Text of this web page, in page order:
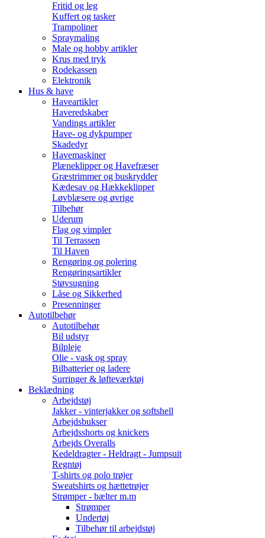
Fritid og leg
Kuffert og tasker
Trampoliner
Spraymaling
Male og hobby artikler
Krus med tryk
Rodekassen
Elektronik
Hus & have
Haveartikler
Haveredskaber
Vandings artikler
Have- og dykpumper
Skadedyr
Havemaskiner
Plæneklipper og Havefræser
Græstrimmer og buskrydder
Kædesav og Hækkeklipper
Løvblæsere og øvrige
Tilbehør
Uderum
Flag og vimpler
Til Terrassen
Til Haven
Rengøring og polering
Rengøringsartikler
Støvsugning
Låse og Sikkerhed
Presenninger
Autotilbehør
Autotilbehør
Bil udstyr
Bilpleje
Olie - vask og spray
Bilbatterier og ladere
Surringer & løfteværktøj
Beklædning
Arbejdstøj
Jakker - vinterjakker og softshell
Arbejdsbukser
Arbejdsshorts og knickers
Arbejds Overalls
Kedeldragter - Heldragt - Jumpsuit
Regntøj
T-shirts og polo trøjer
Sweatshirts og hættetrøjer
Strømper - bælter m.m
Strømper
Undertøj
Tilbehør til arbejdstøj